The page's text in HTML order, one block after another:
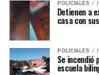
POLICIALES
Detienen a
casa con
POLICIALES
Se
escuela